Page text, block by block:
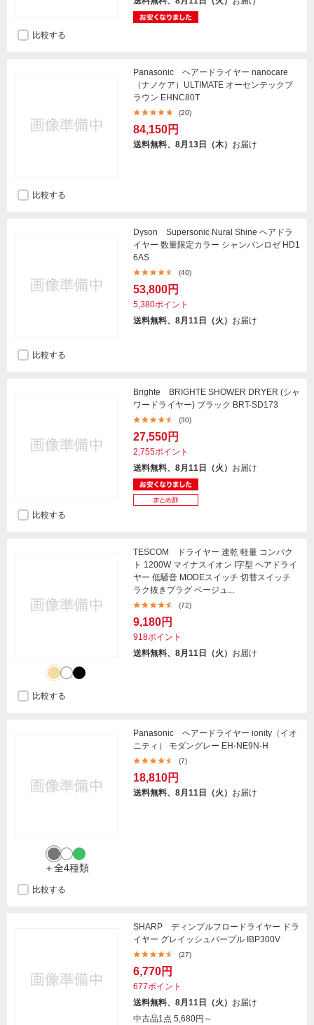
比較する
Panasonic ヘアードライヤー nanocare
（ナノケア）ULTIMATE オーセンテックブ
ラウン EHNC80T
(20)
84,150円
送料無料、8月13日（木） お届け
比較する
Dyson Supersonic Nural Shine ヘアドラ
イヤー 数量限定カラー シャンパンロゼ HD1
6AS
(40)
53,800円
5,380ポイント
送料無料、8月11日（火） お届け
比較する
Brighte BRIGHTE SHOWER DRYER (シャ
ワードライヤー) ブラック BRT-SD173
(30)
27,550円
2,755ポイント
送料無料、8月11日（火） お届け
比較する
TESCOM ドライヤー 速乾 軽量 コンパク
ト 1200W マイナスイオン I字型 ヘアドライ
ヤー 低騒音 MODEスイッチ 切替スイッチ
ラク抜きプラグ ベージュ...
(72)
9,180円
918ポイント
送料無料、8月11日（火） お届け
比較する
＋全4種類
Panasonic ヘアードライヤー ionity（イオ
ニティ） モダングレー EH-NE9N-H
(7)
18,810円
送料無料、8月11日（火） お届け
比較する
SHARP ディンプルフロードライヤー ドラ
イヤー グレイッシュパープル IBP300V
(27)
6,770円
677ポイント
送料無料、8月11日（火） お届け
中古品1点 5,680円～